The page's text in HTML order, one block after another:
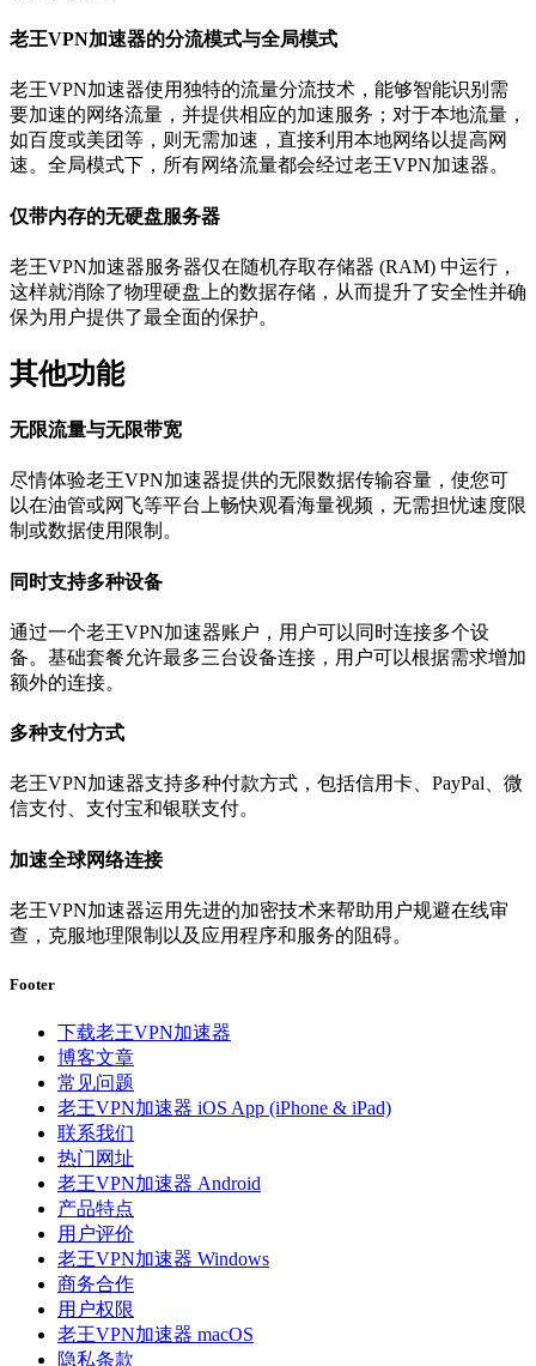
老王VPN加速器的分流模式与全局模式
老王VPN加速器使用独特的流量分流技术，能够智能识别需
要加速的网络流量，并提供相应的加速服务；对于本地流量，
如百度或美团等，则无需加速，直接利用本地网络以提高网
速。全局模式下，所有网络流量都会经过老王VPN加速器。
仅带内存的无硬盘服务器
老王VPN加速器服务器仅在随机存取存储器 (RAM) 中运行，
这样就消除了物理硬盘上的数据存储，从而提升了安全性并确
保为用户提供了最全面的保护。
其他功能
无限流量与无限带宽
尽情体验老王VPN加速器提供的无限数据传输容量，使您可
以在油管或网飞等平台上畅快观看海量视频，无需担忧速度限
制或数据使用限制。
同时支持多种设备
通过一个老王VPN加速器账户，用户可以同时连接多个设
备。基础套餐允许最多三台设备连接，用户可以根据需求增加
额外的连接。
多种支付方式
老王VPN加速器支持多种付款方式，包括信用卡、PayPal、微
信支付、支付宝和银联支付。
加速全球网络连接
老王VPN加速器运用先进的加密技术来帮助用户规避在线审
查，克服地理限制以及应用程序和服务的阻碍。
Footer
下载老王VPN加速器
博客文章
常见问题
老王VPN加速器 iOS App (iPhone & iPad)
联系我们
热门网址
老王VPN加速器 Android
产品特点
用户评价
老王VPN加速器 Windows
商务合作
用户权限
老王VPN加速器 macOS
隐私条款